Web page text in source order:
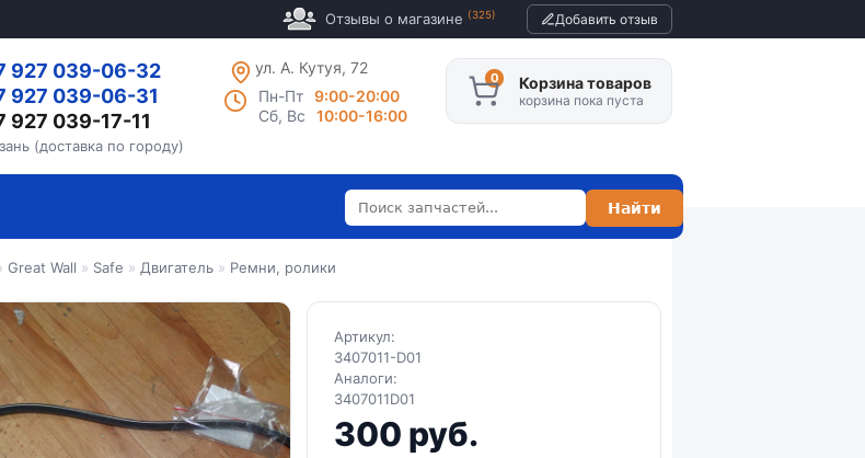
Отзывы о магазине (325) Добавить отзыв
927 039-06-32
927 039-06-31
927 039-17-11
(доставка по городу)
ул. А. Кутуя, 72
Пн-Пт
9:00-20:00
Сб, Вс
10:00-16:00
Корзина товаров
корзина пока пуста
Great Wall » Safe » Двигатель » Ремни, ролики
Артикул:
3407011-D01
Аналоги:
3407011D01
300 руб.